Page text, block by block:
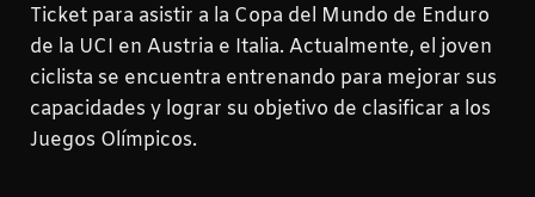
Ticket para asistir a la Copa del Mundo de Enduro
de la UCI en Austria e Italia. Actualmente, el joven
ciclista se encuentra entrenando para mejorar sus
capacidades y lograr su objetivo de clasificar a los
Juegos Olímpicos.